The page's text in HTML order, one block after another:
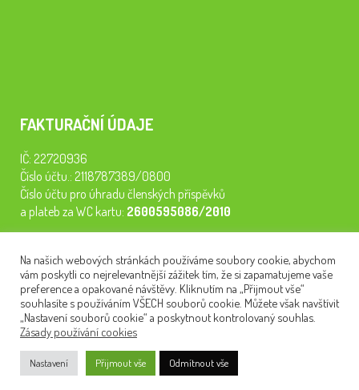
FAKTURAČNÍ ÚDAJE
IČ: 22720936
Číslo účtu.: 2118787389/0800
Číslo účtu pro úhradu členských příspěvků
a plateb za WC kartu: 2600595086/2010
semináře, konferenci, plavbu na lodi a WC kartu. Z peněz
tiskneme odborné publikace pro pacienty.
NEWSLETTER
Na našich webových stránkách používáme soubory cookie, abychom
vám poskytli co nejrelevantnější zážitek tím, že si zapamatujeme vaše
preference a opakované návštěvy. Kliknutím na „Přijmout vše“
souhlasíte s používáním VŠECH souborů cookie. Můžete však navštívit
„Nastavení souborů cookie“ a poskytnout kontrolovaný souhlas.
Zásady používání cookies
Nastavení Přijmout vše Odmítnout vše